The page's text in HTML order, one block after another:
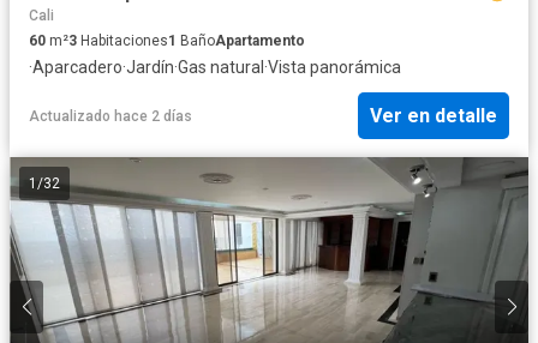
Cali
60 m²3 Habitaciones1 BañoApartamento
·Aparcadero·Jardín·Gas natural ·Vista panorámica
Actualizado hace 2 días Ver en detalle
1 /32